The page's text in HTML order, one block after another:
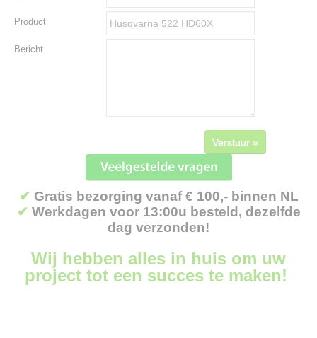
Product
Bericht
Verstuur »
✔ Gratis bezorging vanaf € 100,- binnen NL
✔ Werkdagen voor 13:00u besteld, dezelfde
dag verzonden!
Wij hebben alles in huis om uw
project tot een succes te maken!